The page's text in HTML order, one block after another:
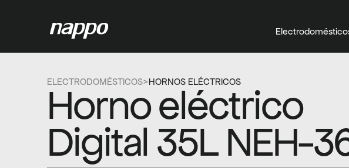
ELECTRODOMÉSTICOS>HORNOS ELÉCTRICOS
Horno eléctrico
Digital 35L NEH-